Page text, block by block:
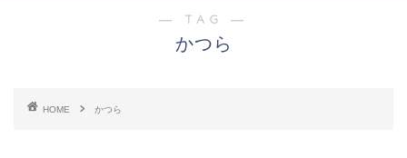
― TAG ―
かつら
HOME かつら